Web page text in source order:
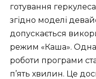
готування
згідно моделі
допускається
режим «Каша».
роботи програми
п’ять хвилин. Це